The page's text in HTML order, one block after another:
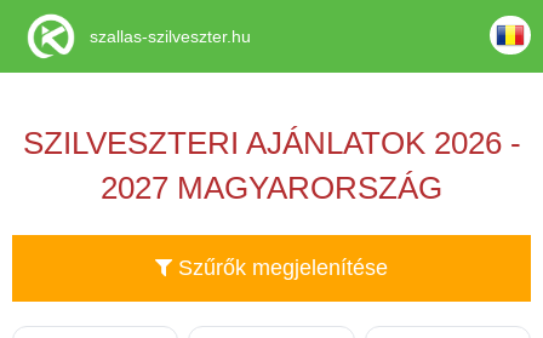
SZILVESZTERI AJÁNLATOK 2026 -
2027 MAGYARORSZÁG
Szűrők megjelenítése
szallas-szilveszter.hu